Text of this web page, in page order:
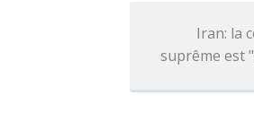
Iran: la
suprême est